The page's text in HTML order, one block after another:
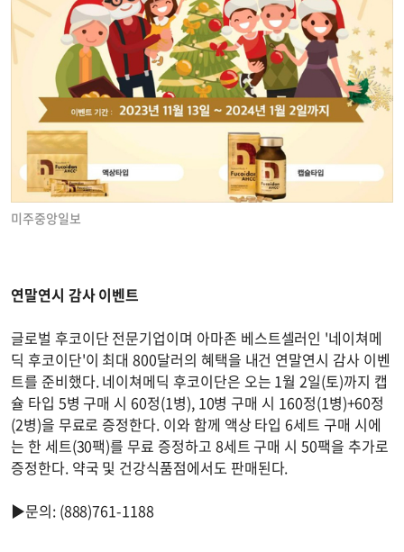
미주중앙일보
연말연시 감사 이벤트
글로벌 후코이단 전문기업이며 아마존 베스트셀러인 '네이쳐메
딕 후코이단'이 최대 800달러의 혜택을 내건 연말연시 감사 이벤
트를 준비했다. 네이쳐메딕 후코이단은 오는 1월 2일(토)까지 캡
슐 타입 5병 구매 시 60정(1병), 10병 구매 시 160정(1병)+60정
(2병)을 무료로 증정한다. 이와 함께 액상 타입 6세트 구매 시에
는 한 세트(30팩)를 무료 증정하고 8세트 구매 시 50팩을 추가로
증정한다. 약국 및 건강식품점에서도 판매된다.
▶문의: (888)761-1188